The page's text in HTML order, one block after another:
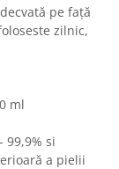
pe față
zilnic,
ml
99,9% si
a pielii